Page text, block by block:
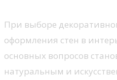
При выборе
оформления стен в
основных вопросов
натуральным и